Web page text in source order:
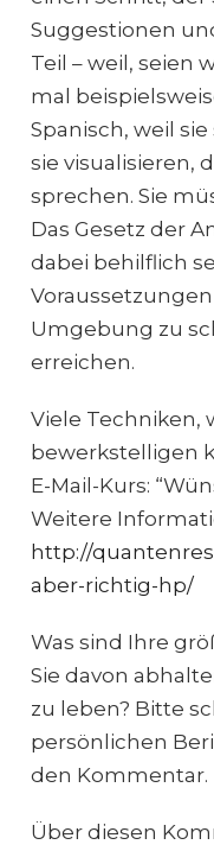
Suggestionen
Teil – weil, seien
mal
Spanisch, weil
sie visualisieren,
sprechen. Sie
Das Gesetz der
dabei behilflich
Umgebung zu
erreichen.
Viele Techniken,
bewerkstelligen
E-Mail-Kurs:
Weitere
http://
aber-richtig-hp/
Was sind Ihre
Sie davon
zu leben? Bitte
persönlichen
den Kommentar.
Über diesen